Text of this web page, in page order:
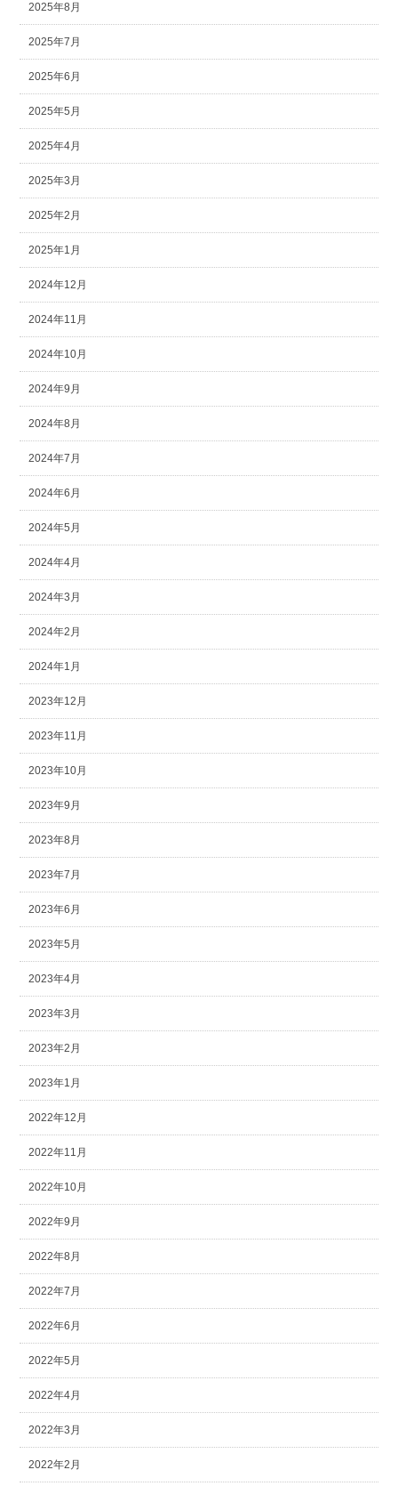
2025年8月
2025年7月
2025年6月
2025年5月
2025年4月
2025年3月
2025年2月
2025年1月
2024年12月
2024年11月
2024年10月
2024年9月
2024年8月
2024年7月
2024年6月
2024年5月
2024年4月
2024年3月
2024年2月
2024年1月
2023年12月
2023年11月
2023年10月
2023年9月
2023年8月
2023年7月
2023年6月
2023年5月
2023年4月
2023年3月
2023年2月
2023年1月
2022年12月
2022年11月
2022年10月
2022年9月
2022年8月
2022年7月
2022年6月
2022年5月
2022年4月
2022年3月
2022年2月